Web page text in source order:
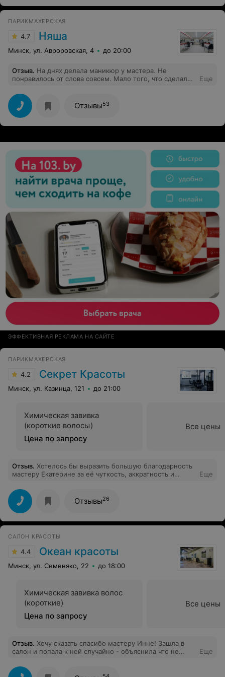
главное потрясающий результат. Спасибо,лучший
ПАРИКМАХЕРСКАЯ
4.7 Няша
Минск, ул. Авроровская, 4 до 20:00
Отзыв. На днях делала маникюр у мастера. Не
понравилось от слова совсем. Мало того, что сделали
не аккуратное рабочее место, такое ощущение, что
там давно не убирались!
Еще
Отзывы53
ЭФФЕКТИВНАЯ РЕКЛАМА НА САЙТЕ
ПАРИКМАХЕРСКАЯ
4.2 Секрет Красоты
Минск, ул. Казинца, 121 до 21:00
Химическая завивка
(короткие волосы)
Цена по запросу
Все цены
Отзыв. Хотелось бы выразить большую благодарность
мастеру Екатерине за её чуткость, аккратность и
стрижкам был для меня очень важен и по
рекомегдации администратора Натальи я пошла
именно к ней. Со мной просто случилось чудо с
первых же минут-я нашла своего мастера! Также
очень рада, что выбрала именно это место в нашем
пожелать Парикмахерской Секрет Красоты побольше
хороших, позитивных клиентов и всегда хорошего
настроения!
Еще
Отзывы26
САЛОН КРАСОТЫ
4.4 Океан красоты
Минск, ул. Семеняко, 22 до 18:00
Химическая завивка волос
(короткие)
Цена по запросу
Все цены
Отзыв. Хочу сказать спасибо мастеру Инне! Зашла в
салон и попала к ней случайно - объяснила что не
стрижку. Я была уверена, что сделать какую-нибудь
внятную прическу не реально, потому что волосы
Еще